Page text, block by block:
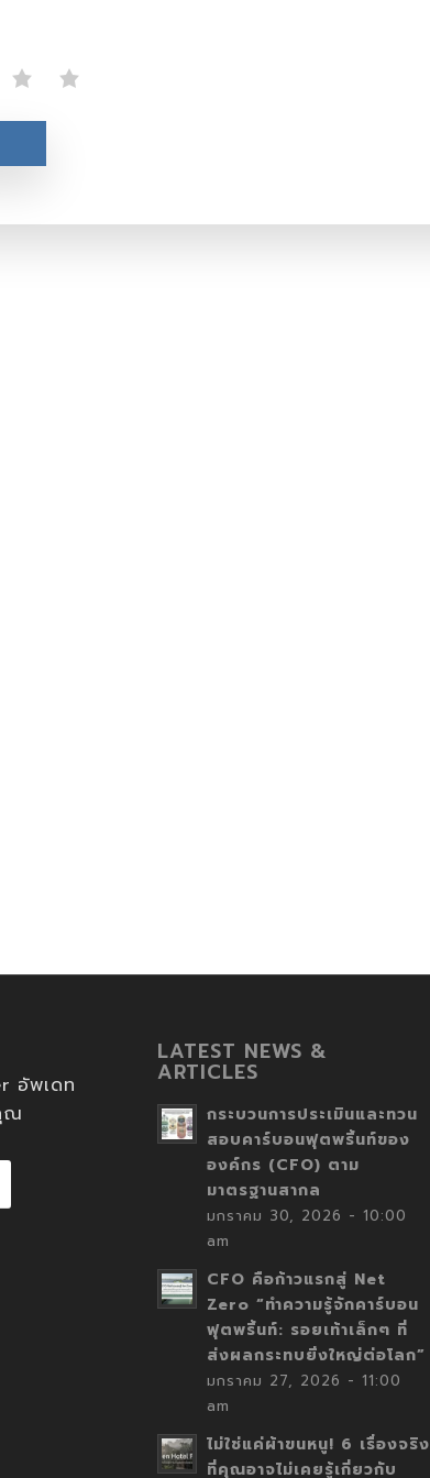
อัพเดท
ณ
LATEST NEWS &
ARTICLES
กระบวนการประเมินและทวน
สอบคาร์บอนฟุตพริ้นท์ของ
องค์กร (CFO) ตาม
มาตรฐานสากล
มกราคม 30, 2026 - 10:00
am
CFO คือก้าวแรกสู่ Net
Zero “ทำความรู้จักคาร์บอน
ฟุตพริ้นท์: รอยเท้าเล็กๆ ที่
ส่งผลกระทบยิ่งใหญ่ต่อโลก”
มกราคม 27, 2026 - 11:00
am
ไม่ใช่แค่ผ้าขนหนู! 6 เรื่องจริง
ที่คุณอาจไม่เคยรู้เกี่ยวกับ